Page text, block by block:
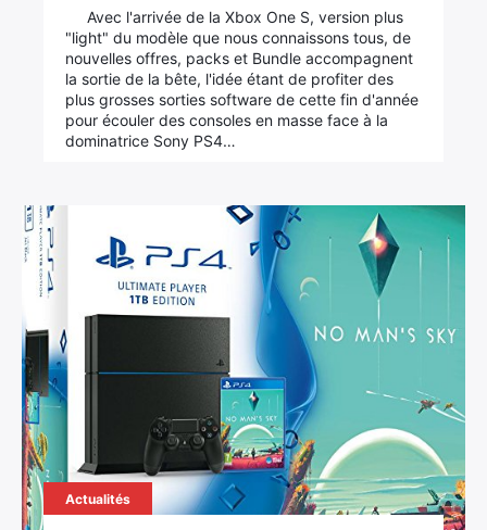
Avec l'arrivée de la Xbox One S, version plus
"light" du modèle que nous connaissons tous, de
nouvelles offres, packs et Bundle accompagnent
la sortie de la bête, l'idée étant de profiter des
plus grosses sorties software de cette fin d'année
pour écouler des consoles en masse face à la
dominatrice Sony PS4…
Actualités